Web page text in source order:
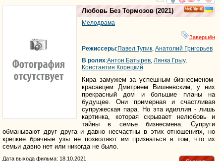
смотреть
HD
Любовь Без Тормозов (2021)
Мелодрама
Завершён
Режиссеры:Павел Тупик, Анатолий Григорьев
В ролях:Антон Батырев, Лянка Грыу,
Константин Корецкий
Кира замужем за успешным бизнесменом-
красавцем Дмитрием Вишневским, у них
прекрасный дом и большие планы на
будущее. Они примерная и счастливая
супружеская пара. Но эта идиллия - лишь
картинка, которая скрывает нелюбовь и
тайны в семье бизнесмена. Супруги
обманывают друг друга и давно несчастны в этих отношениях, но
крепкие брачные узы не позволяют им признаться в том, что их
семьи давно нет или никогда не было.
Дата выхода фильма: 18.10.2021